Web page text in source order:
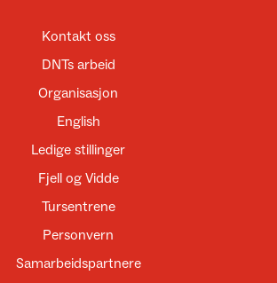
Kontakt oss
DNTs arbeid
Organisasjon
English
Ledige stillinger
Fjell og Vidde
Tursentrene
Personvern
Samarbeidspartnere